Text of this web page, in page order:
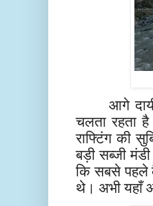
आगे
चलता रहता
राफ्टिंग की
बड़ी सब्जी
कि सबसे पहले
थे। अभी यहाँ